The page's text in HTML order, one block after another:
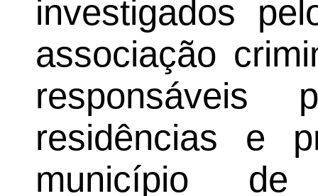
investigados
associação
responsáveis
residências e
município de